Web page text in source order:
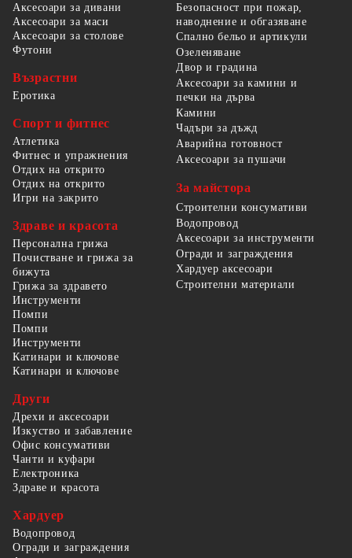
Аксесоари за дивани
Аксесоари за маси
Аксесоари за столове
Футони
Възрастни
Еротика
Спорт и фитнес
Атлетика
Фитнес и упражнения
Отдих на открито
Отдих на открито
Игри на закрито
Здраве и красота
Персонална грижа
Почистване и грижа за
бижута
Грижа за здравето
Безопасност при пожар,
наводнение и обгазяване
Спално бельо и артикули
Озеленяване
Двор и градина
Аксесоари за камини и
печки на дърва
Камини
Чадъри за дъжд
Аварийна готовност
Аксесоари за пушачи
За майстора
Строителни консумативи
Водопровод
Аксесоари за инструменти
Огради и заграждения
Хардуер аксесоари
Строителни материали
Инструменти
Помпи
Помпи
Инструменти
Катинари и ключове
Катинари и ключове
Други
Дрехи и аксесоари
Изкуство и забавление
Офис консумативи
Чанти и куфари
Електроника
Здраве и красота
Хардуер
Водопровод
Огради и заграждения